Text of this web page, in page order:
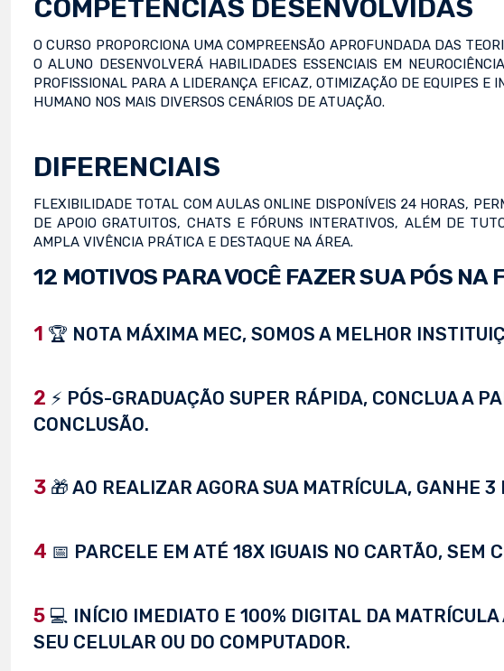
COMPETÊNCIAS DESENVOLVIDAS
O CURSO PROPORCIONA UMA COMPREENSÃO APROFUNDADA DAS
O ALUNO DESENVOLVERÁ HABILIDADES ESSENCIAIS EM
PROFISSIONAL PARA A LIDERANÇA EFICAZ, OTIMIZAÇÃO DE EQUIPES E
HUMANO NOS MAIS DIVERSOS CENÁRIOS DE ATUAÇÃO.
DIFERENCIAIS
FLEXIBILIDADE TOTAL COM AULAS ONLINE DISPONÍVEIS 24 HORAS,
DE APOIO GRATUITOS, CHATS E FÓRUNS INTERATIVOS, ALÉM DE
AMPLA VIVÊNCIA PRÁTICA E DESTAQUE NA ÁREA.
12 MOTIVOS PARA VOCÊ FAZER SUA PÓS NA
1 🏆 NOTA MÁXIMA MEC, SOMOS A MELHOR
2 ⚡ PÓS-GRADUAÇÃO SUPER RÁPIDA, CONCLUA A
CONCLUSÃO.
3 🎁 AO REALIZAR AGORA SUA MATRÍCULA, GANHE
4 📅 PARCELE EM ATÉ 18X IGUAIS NO CARTÃO, SEM
5 💻 INÍCIO IMEDIATO E 100% DIGITAL DA
SEU CELULAR OU DO COMPUTADOR.